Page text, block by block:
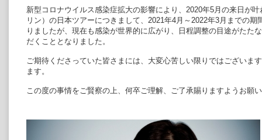
新型コロナウイルス感染症拡大の影響により、2020年5月の来日が叶
リン）の日本ツアーにつきまして、2021年4月～2022年3月までの
りましたが、現在も感染が世界的に広がり、日程調整の目途がたた
だくこととなりました。
ご期待くださっていた皆さまには、大変心苦しい限りではございま
ます。
この度の事情をご賢察の上、何卒ご理解、ご了承賜りますようお願